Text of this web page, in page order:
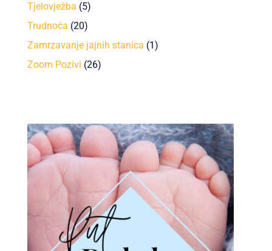
Tjelovježba (5)
Trudnoća (20)
Zamrzavanje jajnih stanica (1)
Zoom Pozivi (26)